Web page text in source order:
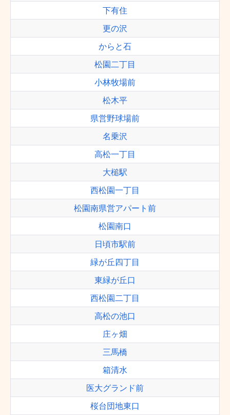
下有住
更の沢
からと石
松園二丁目
小林牧場前
松木平
県営野球場前
名乗沢
高松一丁目
大槌駅
西松園一丁目
松園南県営アパート前
松園南口
日頃市駅前
緑が丘四丁目
東緑が丘口
西松園二丁目
高松の池口
庄ヶ畑
三馬橋
箱清水
医大グランド前
桜台団地東口